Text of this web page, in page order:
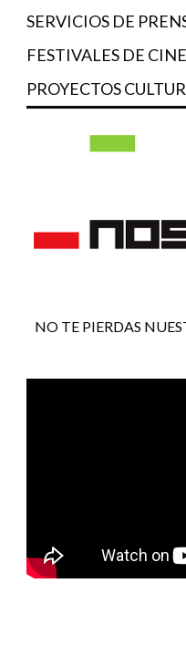
SERVICIOS DE
FESTIVALES DE
PROYECTOS
NO TE PIERDAS